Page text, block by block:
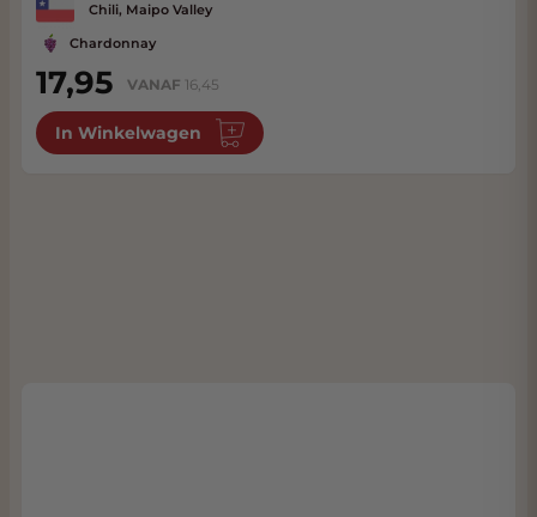
Chili, Maipo Valley
Chardonnay
17,95 VANAF 16,45
In Winkelwagen